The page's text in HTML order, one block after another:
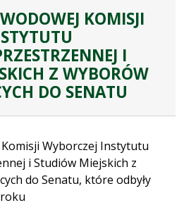
KOMISJI
I
Z WYBORÓW
DO SENATU
Wyborczej Instytutu
i Studiów Miejskich z
do Senatu, które odbyły